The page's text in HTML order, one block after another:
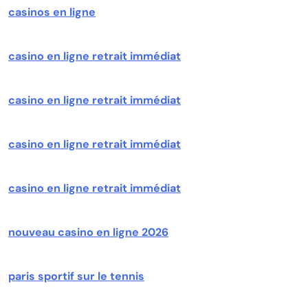
casinos en ligne
casino en ligne retrait immédiat
casino en ligne retrait immédiat
casino en ligne retrait immédiat
casino en ligne retrait immédiat
nouveau casino en ligne 2026
paris sportif sur le tennis